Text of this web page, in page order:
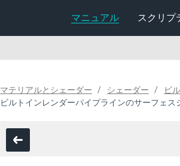
マニュアル スクリプ
マテリアルとシェーダー シェーダー ビ
ビルトインレンダーパイプラインのサーフェス